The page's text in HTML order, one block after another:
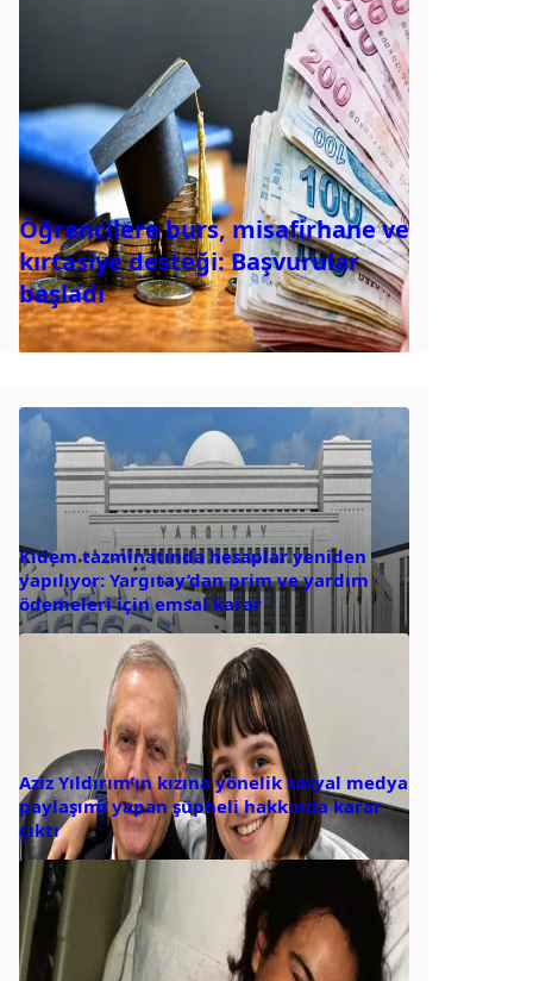
Öğrencilere burs, misafirhane ve
kırtasiye desteği: Başvurular
başladı
Kıdem tazminatında hesaplar yeniden
yapılıyor: Yargıtay’dan prim ve yardım
ödemeleri için emsal karar
Aziz Yıldırım’ın kızına yönelik sosyal medya
paylaşımı yapan şüpheli hakkında karar
çıktı